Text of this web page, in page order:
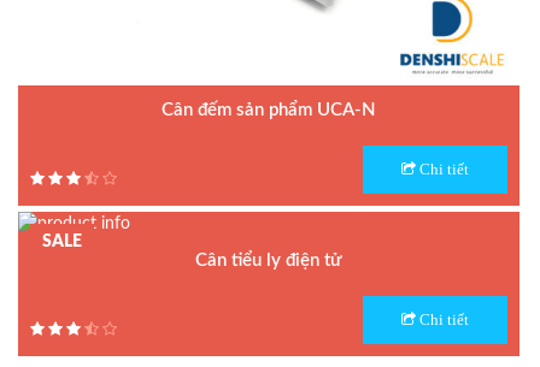
Cân đếm sản phẩm UCA-N
Hãng sản xuất : UTE - Taiwan
Bảo hành: 1.5 năm
Chi tiết
SALE
Cân tiểu ly điện tử
Hãng sản xuất : Jadever
Chi tiết